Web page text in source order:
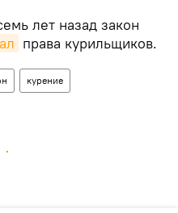
лет назад закон
права курильщиков.
курение